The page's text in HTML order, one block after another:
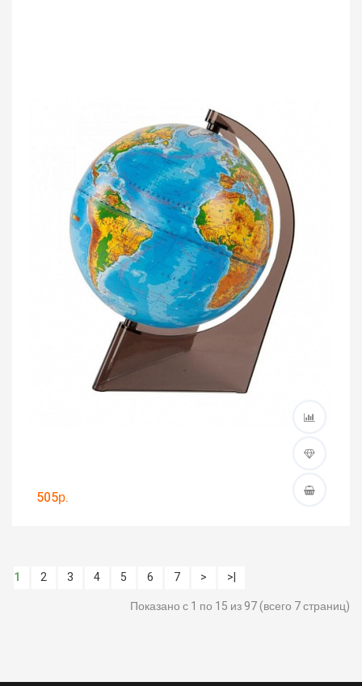
505р.
1 2 3 4 5 6 7 >
>|
Показано с 1 по 15 из 97 (всего 7 страниц)